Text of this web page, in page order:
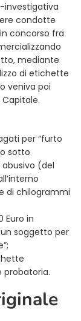
investigativa
condotte
concorso fra
mediante
di etichette
veniva poi
per “furto
sotto
(del
di chilogrammi
Euro in
soggetto per